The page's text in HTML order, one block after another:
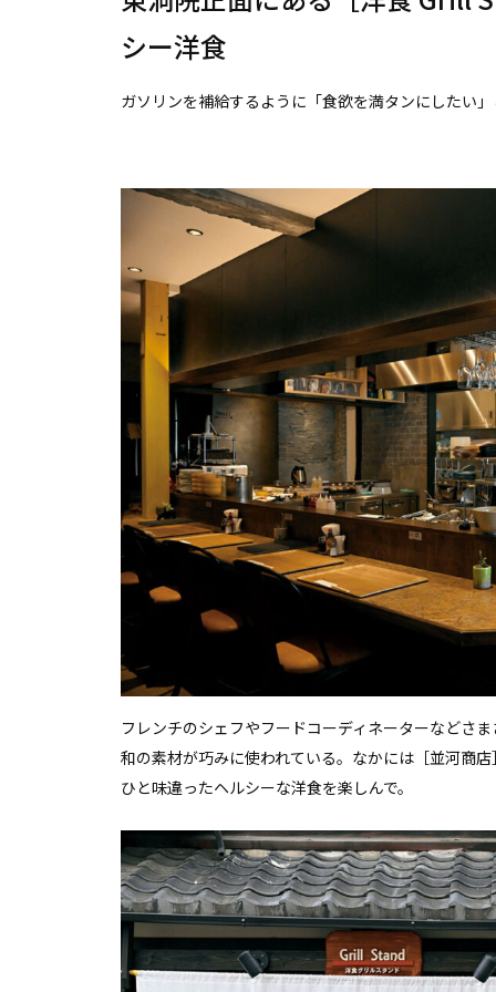
シー洋食
ガソリンを補給するように「食欲を満タンにしたい
フレンチのシェフやフードコーディネーターなどさ
和の素材が巧みに使われている。なかには［並河商
ひと味違ったヘルシーな洋食を楽しんで。